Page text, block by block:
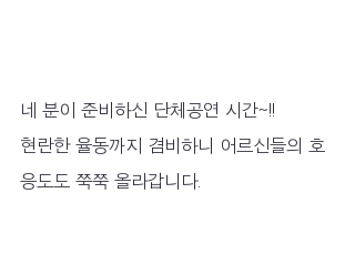
네 분이 준비하신 단체공연 시간~!!
현란한 율동까지 겸비하니 어르신들의 호
응도도 쭉쭉 올라갑니다.